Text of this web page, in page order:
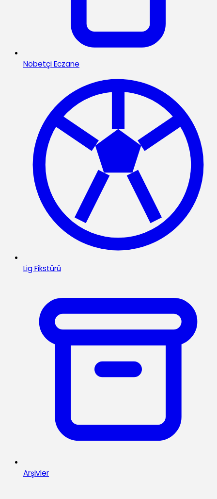
Nöbetçi Eczane
Lig Fikstürü
Arşivler